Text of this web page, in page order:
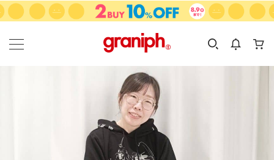
カテゴリーから探す
KIDS
カテゴリ
サイズ